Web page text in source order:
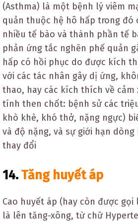
(Asthma) là một bệnh lý viêm
quản thuộc hệ hô hấp trong đó
nhiều tế bào và thành phần tế
phản ứng tắc nghẽn phế quản
hấp có hồi phục do được kích
với các tác nhân gây dị ứng,
thao, hay các kích thích về cảm
tính then chốt: bệnh sử các
khò khè, khó thở, nặng ngực)
và độ nặng, và sự giới hạn
thay đổi
14. Tăng huyết áp
Cao huyết áp (hay còn được
là lên tăng-xông, từ chữ